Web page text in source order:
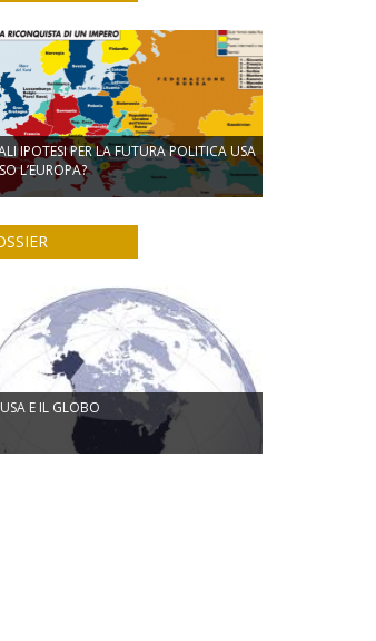
IPOTESI PER LA FUTURA POLITICA USA
L’EUROPA?
E IL GLOBO